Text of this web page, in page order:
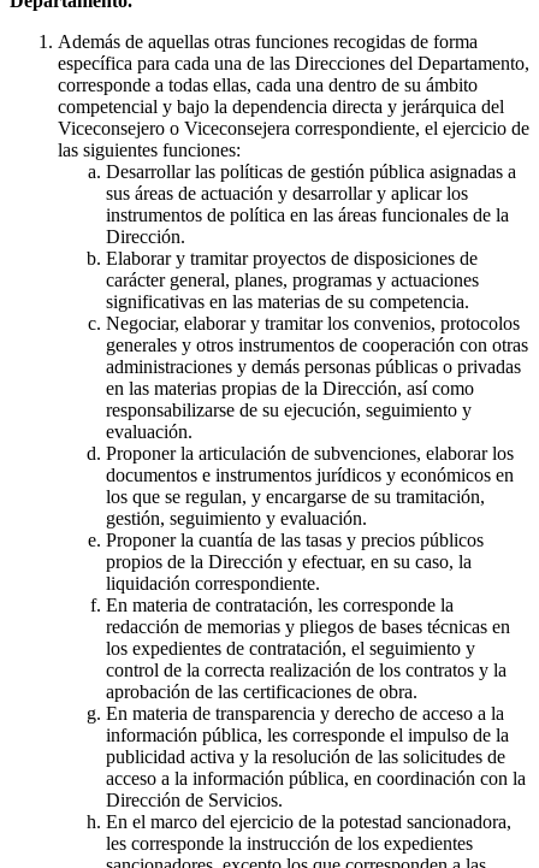
Además de aquellas otras funciones recogidas de forma
específica para cada una de las Direcciones del Departamento,
corresponde a todas ellas, cada una dentro de su ámbito
competencial y bajo la dependencia directa y jerárquica del
Viceconsejero o Viceconsejera correspondiente, el ejercicio de
las siguientes funciones:
Desarrollar las políticas de gestión pública asignadas a
sus áreas de actuación y desarrollar y aplicar los
instrumentos de política en las áreas funcionales de la
Dirección.
Elaborar y tramitar proyectos de disposiciones de
carácter general, planes, programas y actuaciones
significativas en las materias de su competencia.
Negociar, elaborar y tramitar los convenios, protocolos
generales y otros instrumentos de cooperación con otras
administraciones y demás personas públicas o privadas
en las materias propias de la Dirección, así como
responsabilizarse de su ejecución, seguimiento y
evaluación.
Proponer la articulación de subvenciones, elaborar los
documentos e instrumentos jurídicos y económicos en
los que se regulan, y encargarse de su tramitación,
gestión, seguimiento y evaluación.
Proponer la cuantía de las tasas y precios públicos
propios de la Dirección y efectuar, en su caso, la
liquidación correspondiente.
En materia de contratación, les corresponde la
redacción de memorias y pliegos de bases técnicas en
los expedientes de contratación, el seguimiento y
control de la correcta realización de los contratos y la
aprobación de las certificaciones de obra.
En materia de transparencia y derecho de acceso a la
información pública, les corresponde el impulso de la
publicidad activa y la resolución de las solicitudes de
acceso a la información pública, en coordinación con la
Dirección de Servicios.
En el marco del ejercicio de la potestad sancionadora,
les corresponde la instrucción de los expedientes